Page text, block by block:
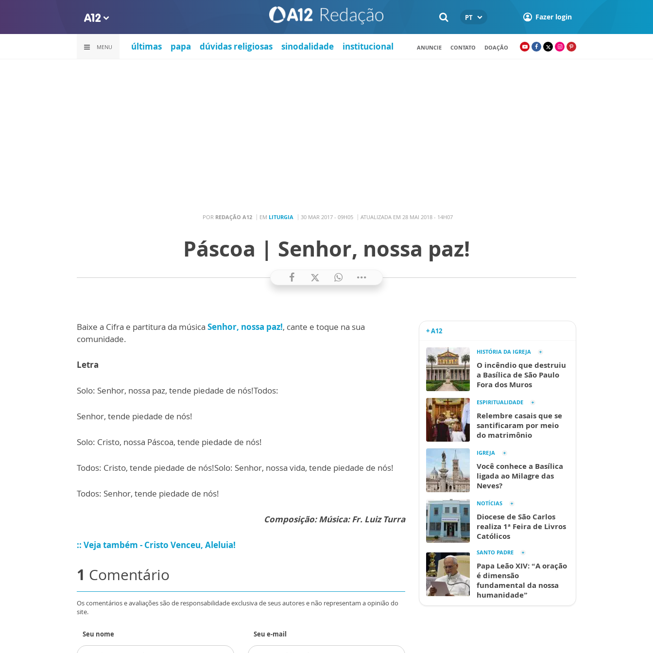
PT Fazer login
MENU últimas papa dúvidas religiosas sinodalidade institucional ANUNCIE CONTATO DOAÇÃO
POR REDAÇÃO A12 EM LITURGIA 30 MAR 2017 - 09H05 ATUALIZADA EM 28 MAI 2018 - 14H07
Páscoa | Senhor, nossa paz!
Baixe a Cifra e partitura da música Senhor, nossa paz!, cante e toque na sua
comunidade.
Letra
Solo: Senhor, nossa paz, tende piedade de nós!Todos:
Senhor, tende piedade de nós!
Solo: Cristo, nossa Páscoa, tende piedade de nós!
Todos: Cristo, tende piedade de nós!Solo: Senhor, nossa vida, tende piedade de nós!
Todos: Senhor, tende piedade de nós!
Composição: Música: Fr. Luiz Turra
:: Veja também - Cristo Venceu, Aleluia!
1 Comentário
Os comentários e avaliações são de responsabilidade exclusiva de seus autores e não representam a opinião do
site.
Seu nome Seu e-mail
+ A12
HISTÓRIA DA IGREJA
O incêndio que destruiu
a Basílica de São Paulo
Fora dos Muros
ESPIRITUALIDADE
Relembre casais que se
santificaram por meio
do matrimônio
IGREJA
Você conhece a Basílica
ligada ao Milagre das
Neves?
NOTÍCIAS
Diocese de São Carlos
realiza 1ª Feira de Livros
Católicos
SANTO PADRE
Papa Leão XIV: “A oração
é dimensão
fundamental da nossa
humanidade”